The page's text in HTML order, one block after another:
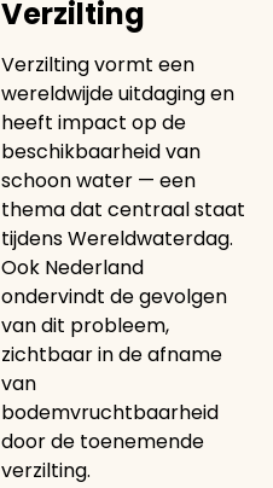
Verzilting
Verzilting vormt een
wereldwijde uitdaging en
heeft impact op de
beschikbaarheid van
schoon water — een
thema dat centraal staat
tijdens Wereldwaterdag.
Ook Nederland
ondervindt de gevolgen
van dit probleem,
zichtbaar in de afname
van
bodemvruchtbaarheid
door de toenemende
verzilting.